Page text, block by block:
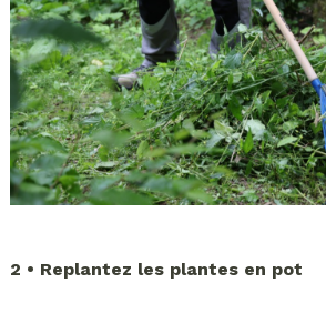
2 • Replantez les plantes en pot